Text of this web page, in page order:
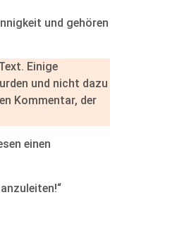
und gehören
Einige
und nicht dazu
Kommentar, der
einen